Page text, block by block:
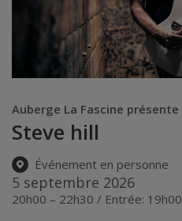
Auberge La Fascine présente
Steve hill
Événement en personne
5 septembre 2026
20h00 – 22h30 / Entrée: 19h00